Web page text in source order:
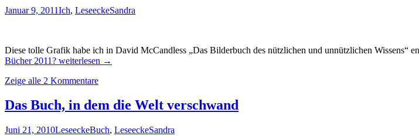
Januar 9, 2011Ich, LeseeckeSandra
Diese tolle Grafik habe ich in David McCandless „Das Bilderbuch des nützlichen und unnützlichen Wissens“
Bücher 2011? weiterlesen →
Zeige alle 2 Kommentare
Das Buch, in dem die Welt verschwand
Juni 21, 2010LeseeckeBuch, LeseeckeSandra